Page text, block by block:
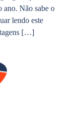
ano. Não sabe o
lendo este
[…]